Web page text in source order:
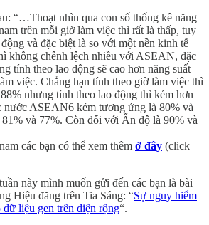
“…Thoạt nhìn qua con số thống kê năng
trên mỗi giờ làm việc thì rất là thấp, tuy
và đặc biệt là so với một nền kinh tế
không chênh lệch nhiều với ASEAN, đặc
tính theo lao động sẽ cao hơn năng suất
việc. Chẳng hạn tính theo giờ làm việc thì
nhưng tính theo lao động thì kém hơn
nước ASEAN6 kém tương ứng là 80% và
và 77%. Còn đối với Ấn độ là 90% và
các bạn có thể xem thêm ở đây (click
này mình muốn gửi đến các bạn là bài
Hiệu đăng trên Tia Sáng: “Sự nguy hiểm
liệu gen trên diện rộng“.